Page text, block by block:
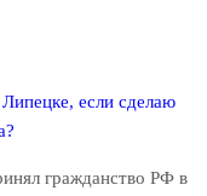
если сделаю
гражданство РФ в